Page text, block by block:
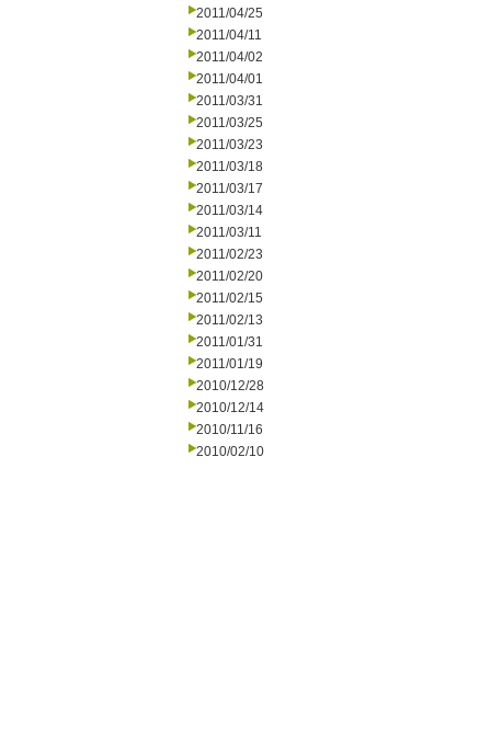
2011/04/25
2011/04/11
2011/04/02
2011/04/01
2011/03/31
2011/03/25
2011/03/23
2011/03/18
2011/03/17
2011/03/14
2011/03/11
2011/02/23
2011/02/20
2011/02/15
2011/02/13
2011/01/31
2011/01/19
2010/12/28
2010/12/14
2010/11/16
2010/02/10